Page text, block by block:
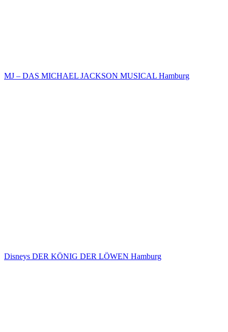
MJ – DAS MICHAEL JACKSON MUSICAL Hamburg
Disneys DER KÖNIG DER LÖWEN Hamburg